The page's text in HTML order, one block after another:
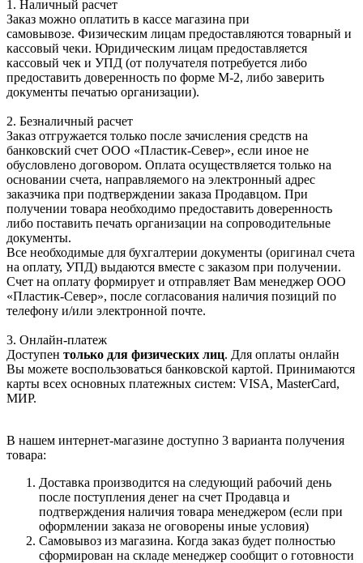
1. Наличный расчет
Заказ можно оплатить в кассе магазина при
самовывозе. Физическим лицам предоставляются товарный и
кассовый чеки. Юридическим лицам предоставляется
кассовый чек и УПД (от получателя потребуется либо
предоставить доверенность по форме М-2, либо заверить
документы печатью организации).
2. Безналичный расчет
Заказ отгружается только после зачисления средств на
банковский счет ООО «Пластик-Север», если иное не
обусловлено договором. Оплата осуществляется только на
основании счета, направляемого на электронный адрес
заказчика при подтверждении заказа Продавцом. При
получении товара необходимо предоставить доверенность
либо поставить печать организации на сопроводительные
документы.
Все необходимые для бухгалтерии документы (оригинал счета
на оплату, УПД) выдаются вместе с заказом при получении.
Счет на оплату формирует и отправляет Вам менеджер ООО
«Пластик-Север», после согласования наличия позиций по
телефону и/или электронной почте.
3. Онлайн-платеж
Доступен только для физических лиц. Для оплаты онлайн
Вы можете воспользоваться банковской картой. Принимаются
карты всех основных платежных систем: VISA, MasterCard,
МИР.
В нашем интернет-магазине доступно 3 варианта получения
товара:
Доставка производится на следующий рабочий день
после поступления денег на счет Продавца и
подтверждения наличия товара менеджером (если при
оформлении заказа не оговорены иные условия)
Самовывоз из магазина. Когда заказ будет полностью
сформирован на складе менеджер сообщит о готовности